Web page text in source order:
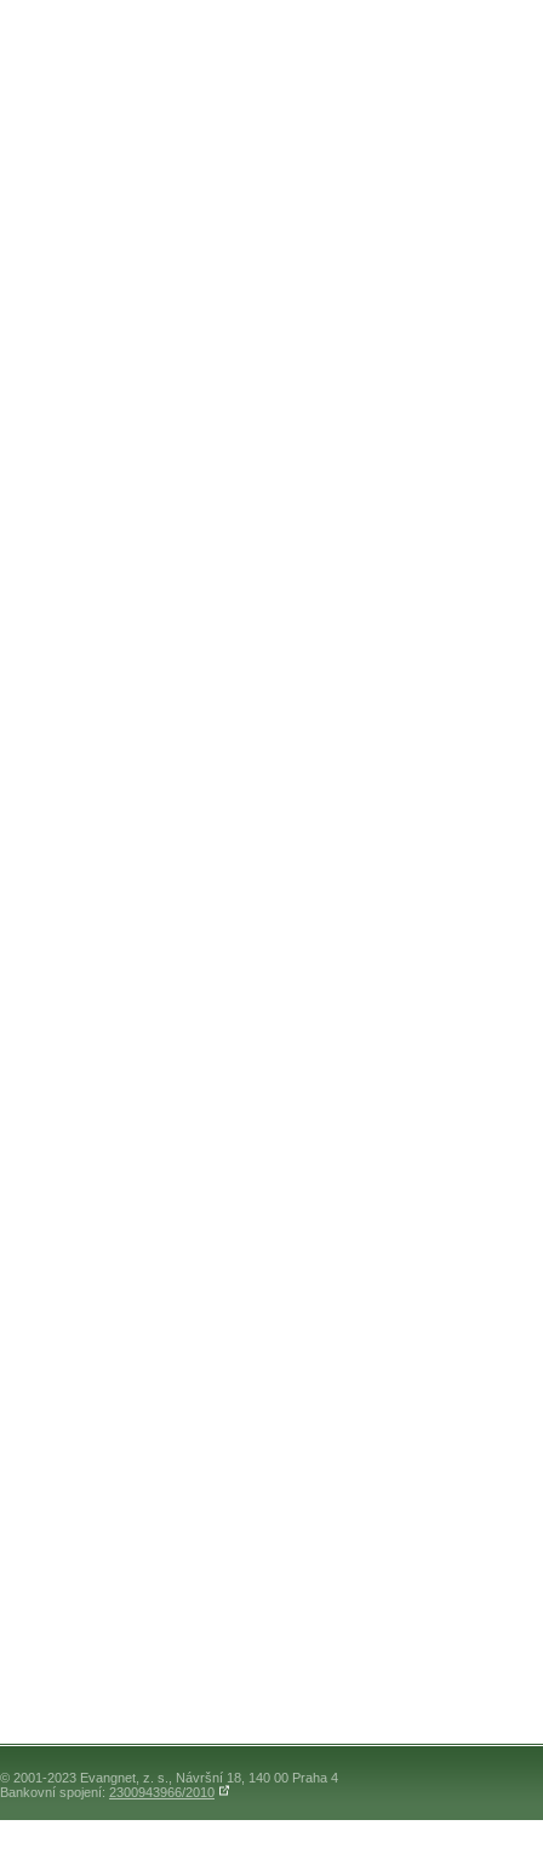
© 2001-2023 Evangnet, z. s., Návršní 18, 140 00 Praha 4
Bankovní spojení: 2300943966/2010